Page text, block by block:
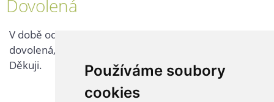
Používáme soubory
cookies
Dovolená
V době od 25. 7. - 2. 8. 2026 probíhá v naší firmě
dovolená, kontaktujte nás až po jejím ukončení.
Děkuji.